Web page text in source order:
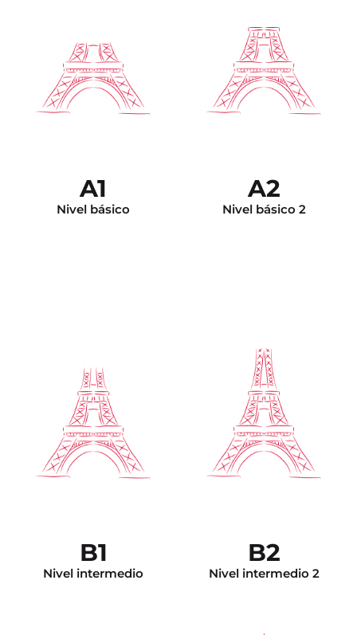
A1
Nivel básico
A2
Nivel básico 2
Nivel independiente.
Puede entender y
participar en una
discusión, dar su opinión,
B1
Nivel intermedio
Puede argumentar para
dar su opinión,
desarrollar su punto de
vista y sus conocimientos
B2
Nivel intermedio 2
La comunicación es
espontánea. Tiene el
vocabulario suficiente para
enfrentar cualquier
situación. Se expresa de
manera construida tanto en
francés escrito como en
francés oral usando
estructuras apropiadas.
exime de cualquier test de
nivel para el ingreso a la
universidad en Francia.
Es capaz de realizar
trabajos académicos de
nivel muy avanzado
(como un resumen a
partir de un documento
audio muy largo). El